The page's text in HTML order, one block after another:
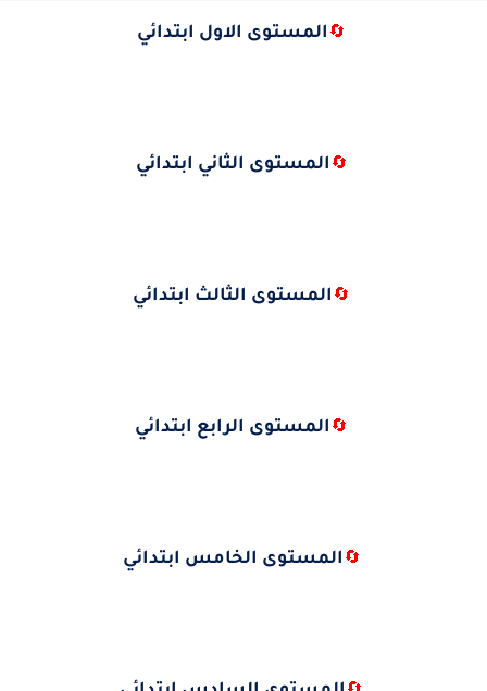
🔄 المستوى الاول ابتدائي
🔄 المستوى الثاني ابتدائي
🔄 المستوى الثالث ابتدائي
🔄 المستوى الرابع ابتدائي
🔄 المستوى الخامس ابتدائي